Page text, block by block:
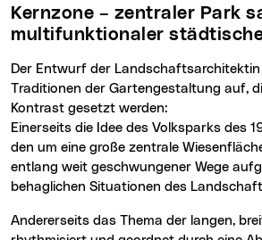
Kernzone – zentraler Park samt
multifunktionaler
Der Entwurf der Landschaftsarchitektin Holzinger greift zwei
Traditionen der Gartengestaltung auf,
Kontrast gesetzt werden:
Einerseits die Idee des Volksparks des
den um eine große zentrale
entlang weit geschwungener Wege
behaglichen Situationen des
Andererseits das Thema der langen, breiten Lindenallee,